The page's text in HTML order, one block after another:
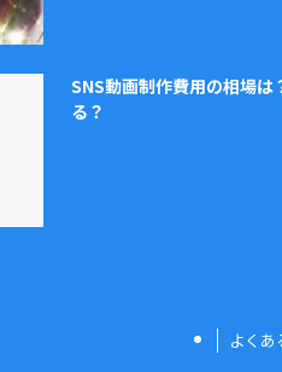
SNS動画制作費用の相場は
る？
よくあ